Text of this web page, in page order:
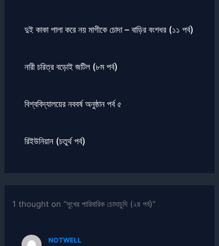
দুই কাকা পালা করে নয় মাগীকে চোদা – বাড়ির বংশধর (১১ পর্ব)
নারী চরিত্র বড়োই জটিল (৮ম পর্ব)
বিশ্ববিদ্যালয়ের নববর্ষ অনুষ্ঠান পর্ব ৫
রিইউনিয়ান (চতুর্থ পর্ব)
1 thought on “সুখের পারিবারিক চোদাচুদি (২য় পর্ব)”
NOTWELL